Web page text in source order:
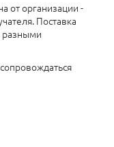
от организации -
Поставка